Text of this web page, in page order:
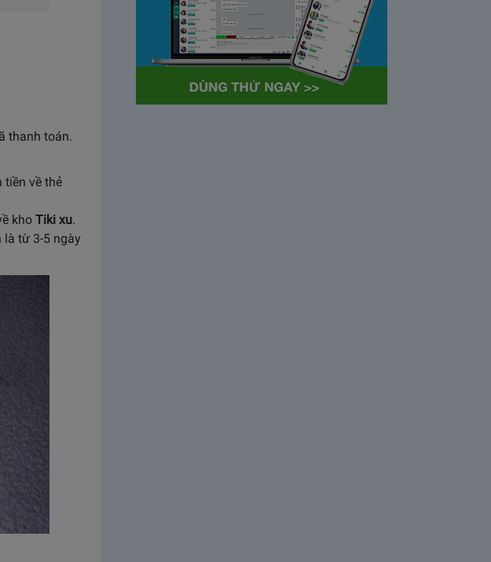
thanh toán.
tiền về thẻ
kho Tiki xu.
là từ 3-5 ngày
điện thoại iphone
26/05/2020
62318
Bỏ ẩn cuộc trò chuyện là tính
năng khá…